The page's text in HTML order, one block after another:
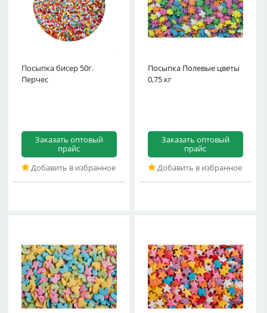
Посыпка бисер 50г.
Перчес
Заказать оптовый
прайс
Добавить в избранное
Посыпка Полевые цветы
0,75 кг
Заказать оптовый
прайс
Добавить в избранное